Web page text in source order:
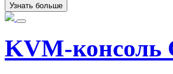
Узнать больше
KVM-консоль